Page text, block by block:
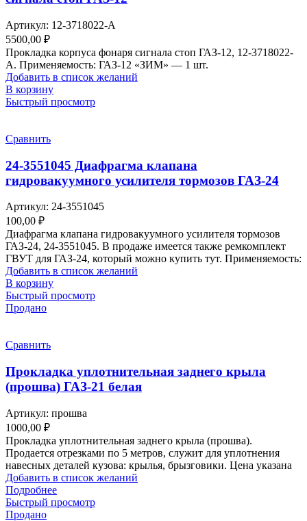
Артикул: 12-3718022-А
5500,00 ₽
Прокладка корпуса фонаря сигнала стоп ГАЗ-12, 12-3718022-
А. Применяемость: ГАЗ-12 «ЗИМ» — 1 шт.
Добавить в список желаний
В корзину
Быстрый просмотр
Сравнить
24-3551045 Диафрагма клапана
гидровакуумного усилителя тормозов ГАЗ-24
Артикул: 24-3551045
100,00 ₽
Диафрагма клапана гидровакуумного усилителя тормозов
ГАЗ-24, 24-3551045. В продаже имеется также ремкомплект
ГВУТ для ГАЗ-24, который можно купить тут. Применяемость:
Добавить в список желаний
В корзину
Быстрый просмотр
Продано
Сравнить
Прокладка уплотнительная заднего крыла
(прошва) ГАЗ-21 белая
Артикул: прошва
1000,00 ₽
Прокладка уплотнительная заднего крыла (прошва).
Продается отрезками по 5 метров, служит для уплотнения
навесных деталей кузова: крылья, брызговики. Цена указана
Добавить в список желаний
Подробнее
Быстрый просмотр
Продано